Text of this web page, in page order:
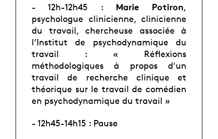
- 12h-12h45 : Marie Potiron,
psychologue clinicienne, clinicienne
du travail, chercheuse associée à
l’Institut de psychodynamique du
travail : « Réflexions
méthodologiques à propos d'un
travail de recherche clinique et
théorique sur le travail de comédien
en psychodynamique du travail »
- 12h45-14h15 : Pause